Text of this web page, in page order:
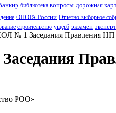
библиотека вопросы дорожная
ОПОРА России Отчетно-выборное
строительство ущерб экзамен
№ 1 Заседания Правления НП
РОО»